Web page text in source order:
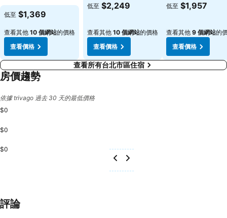
低至 $1,369
查看其他 10 個網站的價格
查看價格
低至 $2,249
查看其他 10 個網站的價格
查看價格
低至 $1,957
查看其他 9 個網站的
查看價格
查看所有台北市區住宿
房價趨勢
依據 trivago 過去 30 天的最低價格
$0
$0
$0
評論